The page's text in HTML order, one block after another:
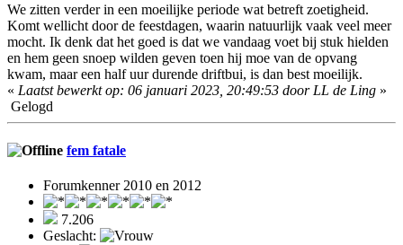
We zitten verder in een moeilijke periode wat betreft zoetigheid.
Komt wellicht door de feestdagen, waarin natuurlijk vaak veel meer
mocht. Ik denk dat het goed is dat we vandaag voet bij stuk hielden
en hem geen snoep wilden geven toen hij moe van de opvang
kwam, maar een half uur durende driftbui, is dan best moeilijk.
« Laatst bewerkt op: 06 januari 2023, 20:49:53 door LL de Ling »
Gelogd
fem fatale
Forumkenner 2010 en 2012
7.206
Geslacht: